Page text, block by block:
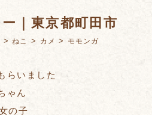
｜東京都町田市
>ねこ > カメ > モモンガ
らいました
ゃん
の子